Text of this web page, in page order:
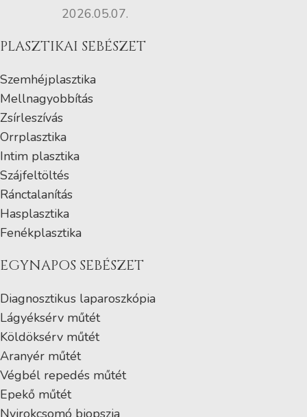
2026.05.07.
PLASZTIKAI SEBÉSZET
Szemhéjplasztika
Mellnagyobbítás
Zsírleszívás
Orrplasztika
Intim plasztika
Szájfeltöltés
Ránctalanítás
Hasplasztika
Fenékplasztika
EGYNAPOS SEBÉSZET
Diagnosztikus laparoszkópia
Lágyéksérv műtét
Köldöksérv műtét
Aranyér műtét
Végbél repedés műtét
Epekő műtét